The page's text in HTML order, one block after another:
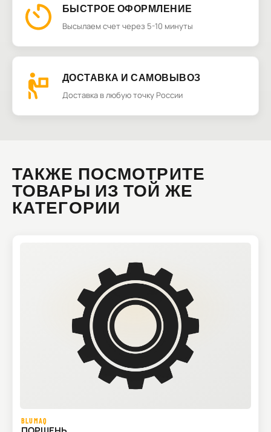
БЫСТРОЕ ОФОРМЛЕНИЕ
Высылаем счет через 5-10 минуты
ДОСТАВКА И САМОВЫВОЗ
Доставка в любую точку России
ТАКЖЕ ПОСМОТРИТЕ
ТОВАРЫ ИЗ ТОЙ ЖЕ
КАТЕГОРИИ
BLUMAQ